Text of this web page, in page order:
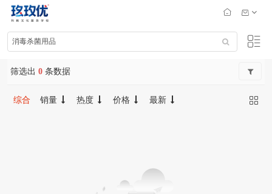
筛选出 0 条数据
综合 销量 热度 价格 最新